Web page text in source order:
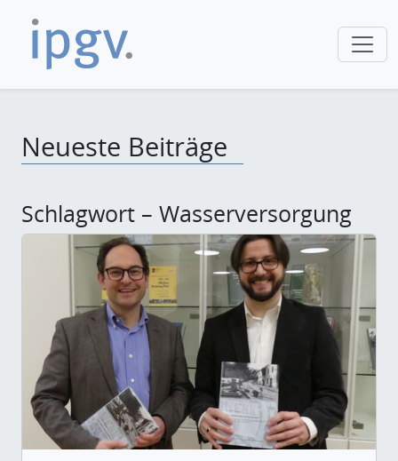
Neueste Beiträge
Schlagwort – Wasserversorgung